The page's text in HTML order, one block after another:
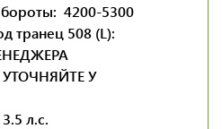
4200-5300
транец 508 (L):
УТОЧНЯЙТЕ У
3.5 л.с.